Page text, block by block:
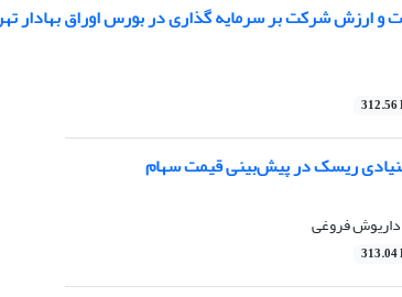
و ارزش شرکت بر سرمایه گذاری در بورس اوراق بهادار
312.56
ریسک در پیش‌بینی قیمت سهام
فروغی
313.04